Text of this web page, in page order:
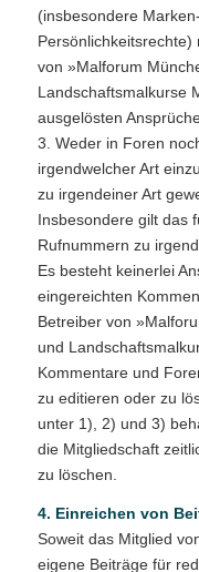
(insbesondere
von »Malforum
Landschaftsmalkurse
ausgelösten
3. Weder in Foren
irgendwelcher Art
zu irgendeiner Art
Insbesondere gilt das
Rufnummern zu
Es besteht keinerlei
eingereichten
Betreiber von
und
Kommentare und
zu editieren oder zu
unter 1), 2) und 3)
die Mitgliedschaft
zu löschen.
4. Einreichen von
Soweit das Mitglied
eigene Beiträge für